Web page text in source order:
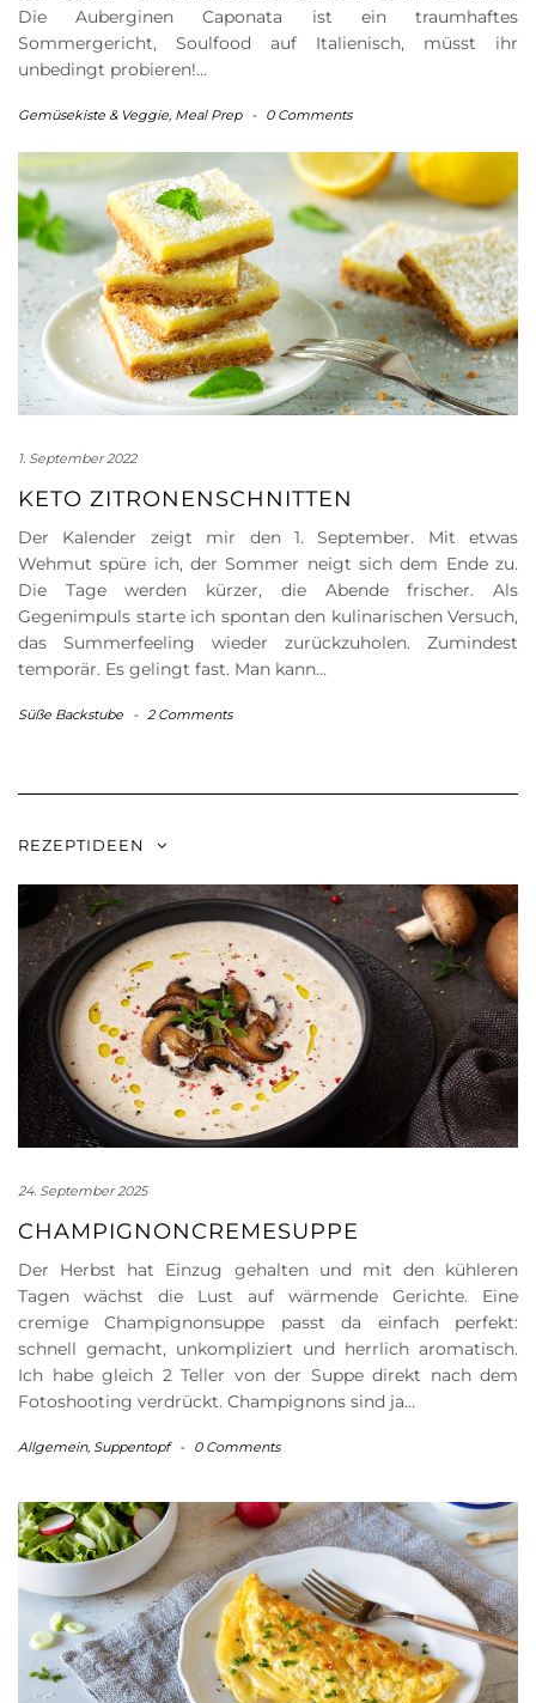
Die Auberginen Caponata ist ein traumhaftes
Sommergericht, Soulfood auf Italienisch, müsst ihr
unbedingt probieren!…
Gemüsekiste & Veggie, Meal Prep - 0 Comments
1. September 2022
KETO ZITRONENSCHNITTEN
Der Kalender zeigt mir den 1. September. Mit etwas
Wehmut spüre ich, der Sommer neigt sich dem Ende zu.
Die Tage werden kürzer, die Abende frischer. Als
Gegenimpuls starte ich spontan den kulinarischen Versuch,
das Summerfeeling wieder zurückzuholen. Zumindest
temporär. Es gelingt fast. Man kann…
Süße Backstube - 2 Comments
REZEPTIDEEN
24. September 2025
CHAMPIGNONCREMESUPPE
Der Herbst hat Einzug gehalten und mit den kühleren
Tagen wächst die Lust auf wärmende Gerichte. Eine
cremige Champignonsuppe passt da einfach perfekt:
schnell gemacht, unkompliziert und herrlich aromatisch.
Ich habe gleich 2 Teller von der Suppe direkt nach dem
Fotoshooting verdrückt. Champignons sind ja…
Allgemein, Suppentopf - 0 Comments